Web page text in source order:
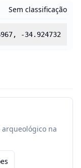
Sem classificação
, -34.924732
na